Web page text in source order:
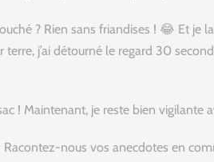
? Rien sans friandises ! 😂 Et je
terre, j’ai détourné le regard 30
! Maintenant, je reste bien vigilante
Racontez-nous vos anecdotes en